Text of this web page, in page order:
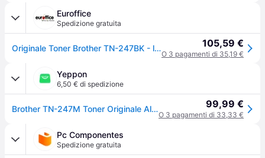
Euroffice
Spedizione gratuita
Originale Toner Brother TN-247BK - laser - nero - TN247BK 105,59 €
O 3 pagamenti di 35,19 €
Yeppon
6,50 € di spedizione
Brother TN-247M Toner Originale Alta Capacita' 2300 Pagine per Stampanti Serie L3000 colore Magenta 99,99 €
O 3 pagamenti di 33,33 €
Pc Componentes
Spedizione gratuita